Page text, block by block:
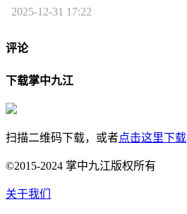
2025-12-31 17:22
评论
下载掌中九江
扫描二维码下载，或者点击这里下载
©2015-2024 掌中九江版权所有
关于我们